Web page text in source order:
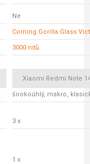
Ne
Corning Gorilla Glass
3000 nitů
Xiaomi Redmi Note
širokoúhlý, makro,
3 x
1 x